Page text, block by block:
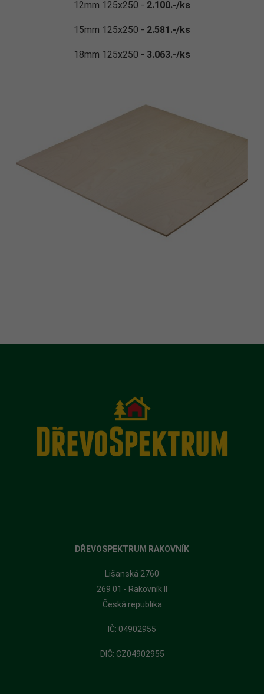
12mm 125x250 - 2.100.-/ks
15mm 125x250 - 2.581.-/ks
18mm 125x250 - 3.063.-/ks
DŘEVOSPEKTRUM RAKOVNÍK
Lišanská 2760
269 01 - Rakovník II
Česká republika
​IČ: 04902955
DIČ: CZ04902955